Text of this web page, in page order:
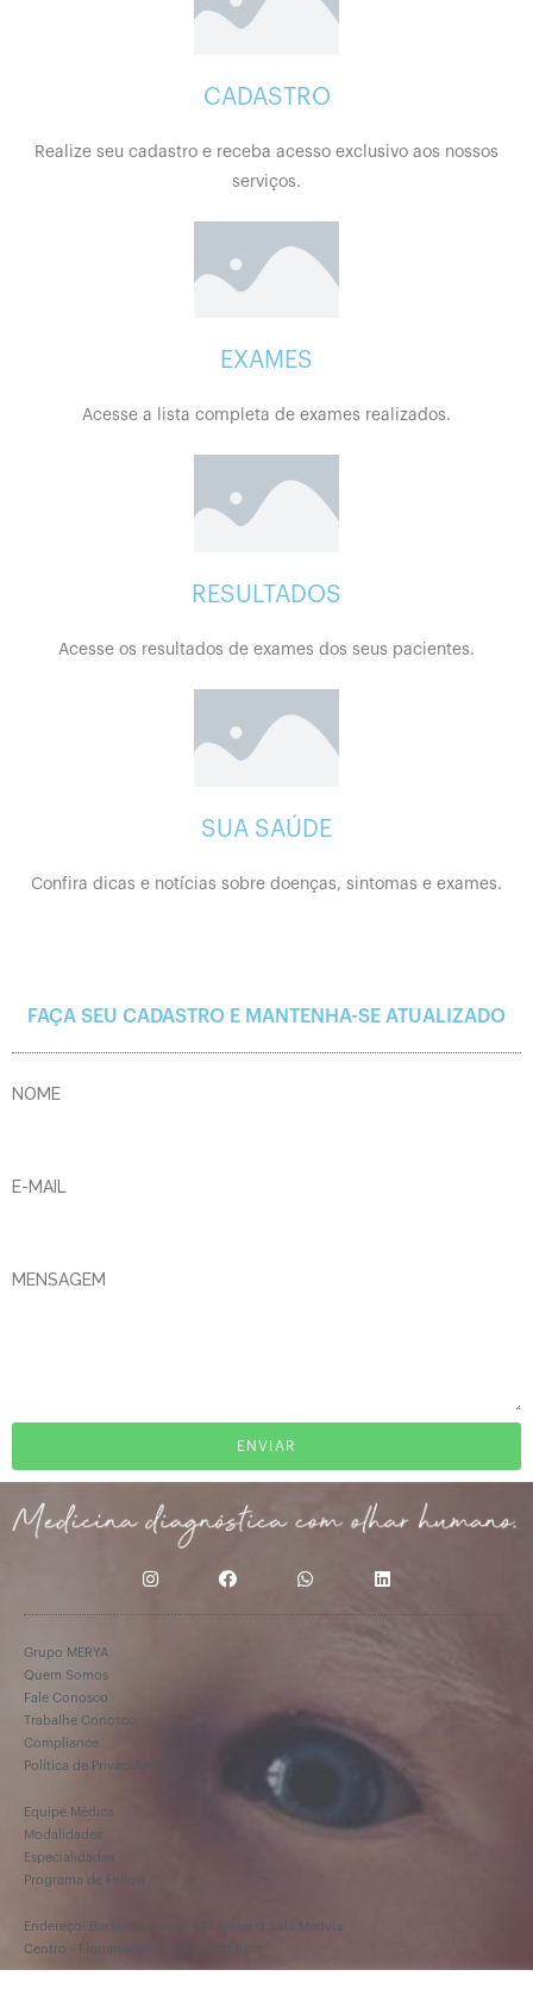
CADASTRO
Realize seu cadastro e receba acesso exclusivo aos nossos
serviços.
EXAMES
Acesse a lista completa de exames realizados.
RESULTADOS
Acesse os resultados de exames dos seus pacientes.
SUA SAÚDE
Confira dicas e notícias sobre doenças, sintomas e exames.
FAÇA SEU CADASTRO E MANTENHA-SE ATUALIZADO
NOME
E-MAIL
MENSAGEM
ENVIAR
Grupo MERYA
Quem Somos
Fale Conosco
Trabalhe Conosco
Compliance
Política de Privacidade
Equipe Médica
Modalidades
Especialidades
Programa de Fellow
Endereço: Barão de Batovi, 551 Andar 3 Sala Medvia
Centro - Florianópolis - Santa Catarina